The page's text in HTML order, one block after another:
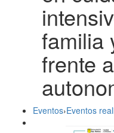
familia
frente
Eventos›Eventos